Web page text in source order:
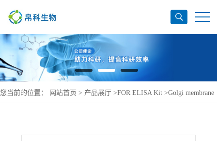
您当前的位置： 网站首页 > 产品展厅 >FOR ELISA Kit >Golgi membrane